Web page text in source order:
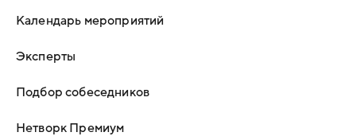
Календарь мероприятий
Эксперты
Подбор собеседников
Нетворк Премиум